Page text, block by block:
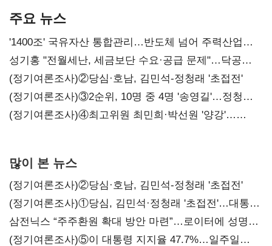
주요 뉴스
'1400조' 국유자산 통합관리…반도체 넘어 주력산업
구조혁신
성기홍 "전월세난, 세금보단 수요·공급 문제"…닥공
시사
(정기여론조사)②당심·호남, 김민석-정청래 '초접전'
(정기여론조사)③2순위, 10명 중 4명 '송영길'…정청래
'한 자릿수'
(정기여론조사)④최고위원 최민희·박선원 '양강'…
많이 본 뉴스
(정기여론조사)②당심·호남, 김민석-정청래 '초접전'
(정기여론조사)①당심, 김민석·정청래 '초접전'…대통령
지지도 '50% 아래로'(종합)
삼전닉스 “주주환원 확대 방안 마련”…로이터에 성명
보내
(정기여론조사)⑤이 대통령 지지율 47.7%…일주일